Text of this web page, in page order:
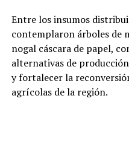
Entre los insumos
contemplaron árboles de
nogal cáscara de papel,
alternativas de
y fortalecer la
agrícolas de la región.